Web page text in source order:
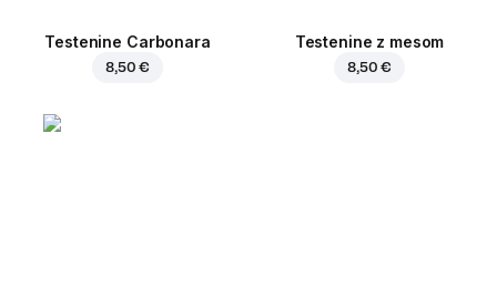
Testenine Carbonara
8,50 €
Testenine z mesom
8,50 €